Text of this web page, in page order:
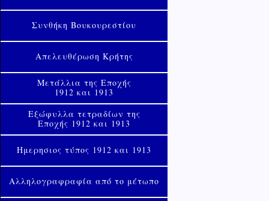
Συνθήκη Βουκουρεστίου
Απελευθέρωση Κρήτης
Μετάλλια της Εποχής
1912 και 1913
Εξώφυλλα τετραδίων της
Εποχής 1912 και 1913
Ημερησιος τύπος 1912 και 1913
Αλληλογραφραφία από το μέτωπο